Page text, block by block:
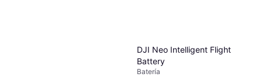
DJI Neo Intelligent Flight
Battery
Batería